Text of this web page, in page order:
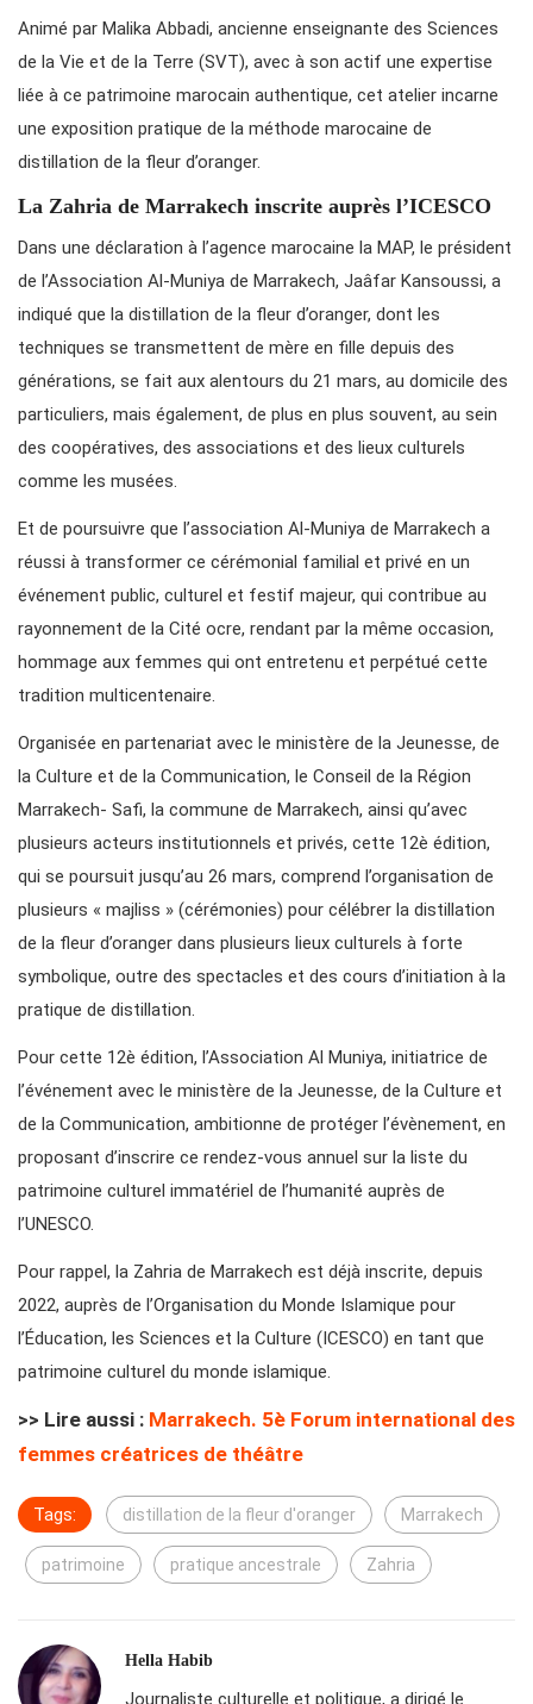
Animé par Malika Abbadi, ancienne enseignante des Sciences
de la Vie et de la Terre (SVT), avec à son actif une expertise
liée à ce patrimoine marocain authentique, cet atelier incarne
une exposition pratique de la méthode marocaine de
distillation de la fleur d’oranger.
La Zahria de Marrakech inscrite auprès l’ICESCO
Dans une déclaration à l’agence marocaine la MAP, le président
de l’Association Al-Muniya de Marrakech, Jaâfar Kansoussi, a
indiqué que la distillation de la fleur d’oranger, dont les
techniques se transmettent de mère en fille depuis des
générations, se fait aux alentours du 21 mars, au domicile des
particuliers, mais également, de plus en plus souvent, au sein
des coopératives, des associations et des lieux culturels
comme les musées.
Et de poursuivre que l’association Al-Muniya de Marrakech a
réussi à transformer ce cérémonial familial et privé en un
événement public, culturel et festif majeur, qui contribue au
rayonnement de la Cité ocre, rendant par la même occasion,
hommage aux femmes qui ont entretenu et perpétué cette
tradition multicentenaire.
Organisée en partenariat avec le ministère de la Jeunesse, de
la Culture et de la Communication, le Conseil de la Région
Marrakech- Safi, la commune de Marrakech, ainsi qu’avec
plusieurs acteurs institutionnels et privés, cette 12è édition,
qui se poursuit jusqu’au 26 mars, comprend l’organisation de
plusieurs « majliss » (cérémonies) pour célébrer la distillation
de la fleur d’oranger dans plusieurs lieux culturels à forte
symbolique, outre des spectacles et des cours d’initiation à la
pratique de distillation.
Pour cette 12è édition, l’Association Al Muniya, initiatrice de
l’événement avec le ministère de la Jeunesse, de la Culture et
de la Communication, ambitionne de protéger l’évènement, en
proposant d’inscrire ce rendez-vous annuel sur la liste du
patrimoine culturel immatériel de l’humanité auprès de
l’UNESCO.
Pour rappel, la Zahria de Marrakech est déjà inscrite, depuis
2022, auprès de l’Organisation du Monde Islamique pour
l’Éducation, les Sciences et la Culture (ICESCO) en tant que
patrimoine culturel du monde islamique.
>> Lire aussi : Marrakech. 5è Forum international des
femmes créatrices de théâtre
Tags: distillation de la fleur d'oranger Marrakech
patrimoine pratique ancestrale Zahria
Hella Habib
Journaliste culturelle et politique, a dirigé le